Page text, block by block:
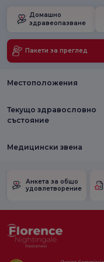
Домашно
здравеопазване
Пакети за преглед
Местоположения
Текущо здравословно
състояние
Медицински звена
Анкета за общо
удовлетворение